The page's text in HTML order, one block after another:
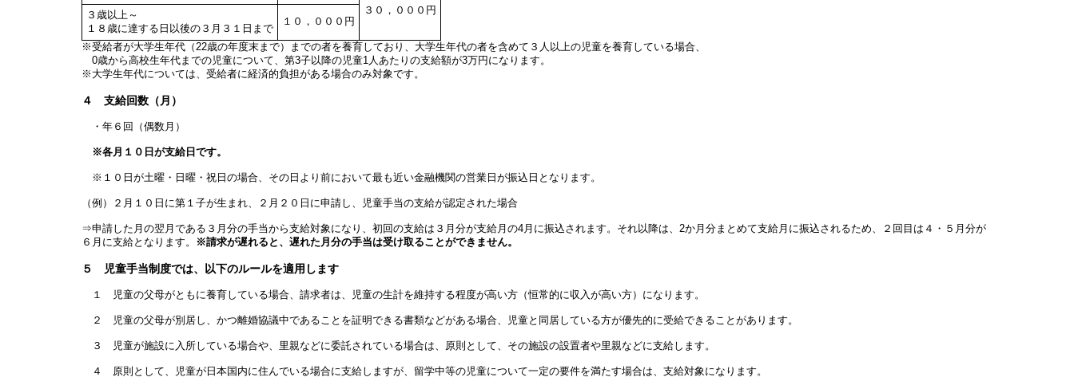
３０，０００円
３歳以上～
１８歳に達する日以後の３月３１日まで
１０，０００円
※受給者が大学生年代（22歳の年度末まで）までの者を養育しており、大学生年代の者を含めて３人以上の児童を養育している場合、
0歳から高校生年代までの児童について、第3子以降の児童1人あたりの支給額が3万円になります。
※大学生年代については、受給者に経済的負担がある場合のみ対象です。
４ 支給回数（月）
・年６回（偶数月）
※各月１０日が支給日です。
※１０日が土曜・日曜・祝日の場合、その日より前において最も近い金融機関の営業日が振込日となります。
（例）２月１０日に第１子が生まれ、２月２０日に申請し、児童手当の支給が認定された場合
⇒申請した月の翌月である３月分の手当から支給対象になり、初回の支給は３月分が支給月の4月に振込されます。それ以降は、2か月分まとめて支給月に振込されるため、２回目は４・５月分が
６月に支給となります。
※請求が遅れると、遅れた月分の手当は受け取ることができません。
５ 児童手当制度では、以下のルールを適用します
１ 児童の父母がともに養育している場合、請求者は、児童の生計を維持する程度が高い方（恒常的に収入が高い方）になります。
２ 児童の父母が別居し、かつ離婚協議中であることを証明できる書類などがある場合、児童と同居している方が優先的に受給できることがあります。
３ 児童が施設に入所している場合や、里親などに委託されている場合は、原則として、その施設の設置者や里親などに支給します。
４ 原則として、児童が日本国内に住んでいる場合に支給しますが、留学中等の児童について一定の要件を満たす場合は、支給対象になります。